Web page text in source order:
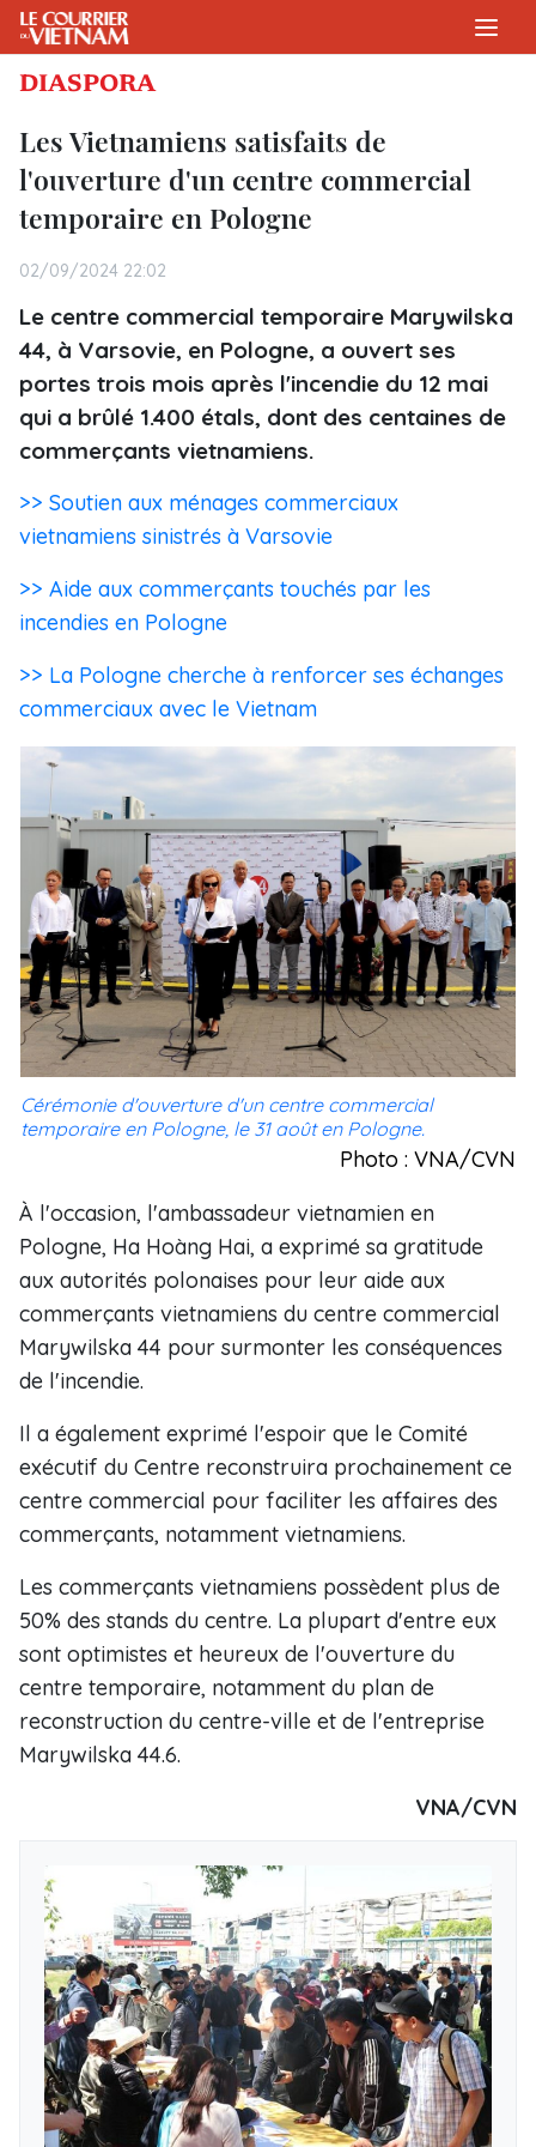
DIASPORA
Les Vietnamiens satisfaits de
l'ouverture d'un centre commercial
temporaire en Pologne
02/09/2024 22:02
Le centre commercial temporaire Marywilska
44, à Varsovie, en Pologne, a ouvert ses
portes trois mois après l'incendie du 12 mai
qui a brûlé 1.400 étals, dont des centaines de
commerçants vietnamiens.
>> Soutien aux ménages commerciaux
vietnamiens sinistrés à Varsovie
>> Aide aux commerçants touchés par les
incendies en Pologne
>> La Pologne cherche à renforcer ses échanges
commerciaux avec le Vietnam
Cérémonie d'ouverture d'un centre commercial
temporaire en Pologne, le 31 août en Pologne.
Photo : VNA/CVN
À l'occasion, l'ambassadeur vietnamien en
Pologne, Ha Hoàng Hai, a exprimé sa gratitude
aux autorités polonaises pour leur aide aux
commerçants vietnamiens du centre commercial
Marywilska 44 pour surmonter les conséquences
de l'incendie.
Il a également exprimé l'espoir que le Comité
exécutif du Centre reconstruira prochainement ce
centre commercial pour faciliter les affaires des
commerçants, notamment vietnamiens.
Les commerçants vietnamiens possèdent plus de
50% des stands du centre. La plupart d'entre eux
sont optimistes et heureux de l'ouverture du
centre temporaire, notamment du plan de
reconstruction du centre-ville et de l'entreprise
Marywilska 44.6.
VNA/CVN